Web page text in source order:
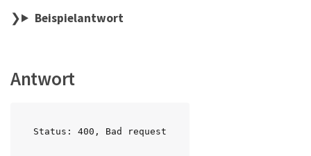
Beispielantwort
Antwort
Status: 400, Bad request